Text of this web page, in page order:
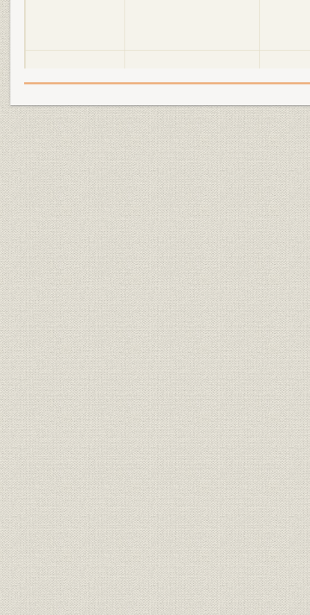
役員 全国銀行協会連合会歴代副会長 昭和20年9
役員 東京銀行協会歴代副会長 昭和20年
役員
全国銀行協会連合会・東京銀行
協会創立五十周年時役員
平成7年度